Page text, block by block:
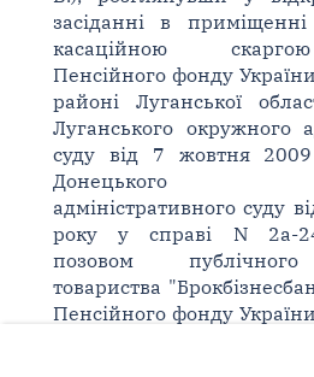
засіданні в
касаційною
Пенсійного фонду
районі Луганської
Луганського окружного
суду від 7 жовтня
Донецького
адміністративного суду
року у справі N 2а-
позовом публічного
товариства
Пенсійного фонду
районі Луганської
недійсним рішення